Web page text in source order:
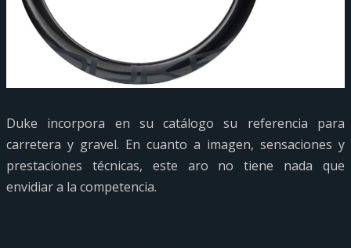
Duke incorpora en su catálogo su referencia para
carretera y gravel. En cuanto a imagen, sensaciones y
prestaciones técnicas, este aro no tiene nada que
envidiar a la competencia.